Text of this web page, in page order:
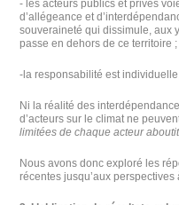
- les acteurs publics et privés
d’allégeance et
souveraineté qui dissimule, aux
passe en dehors de ce territoire ;
-la responsabilité est
Ni la réalité des
d’acteurs sur le climat ne
limitées de chaque acteur
Nous avons donc exploré les
récentes jusqu’aux